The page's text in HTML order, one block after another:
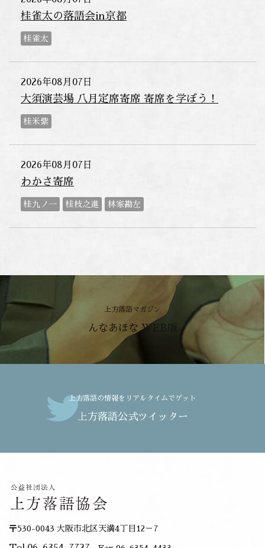
桂雀太の落語会in京都
桂雀太
2026年08月07日
大須演芸場 八月定席寄席 寄席を学ぼう！
桂米紫
2026年08月07日
わかさ寄席
桂九ノ一 桂枝之進 林家勘左
上方落語マガジン
んなあほな WEB版
上方落語の情報をリアルタイムでゲット
上方落語公式ツイッター
〒530-0043 大阪市北区天満4丁目12－7